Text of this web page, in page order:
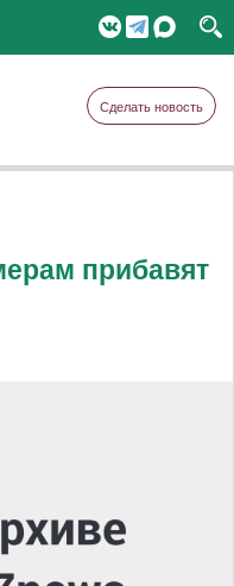
Сделать новость
прибавят